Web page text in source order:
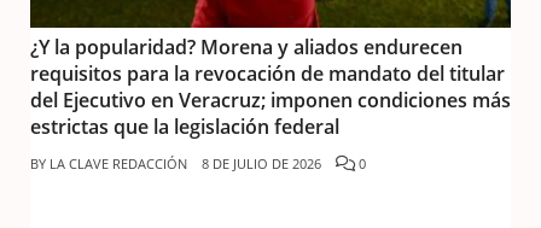
¿Y la popularidad? Morena y aliados endurecen
requisitos para la revocación de mandato del titular
del Ejecutivo en Veracruz; imponen condiciones más
estrictas que la legislación federal
BY LA CLAVE REDACCIÓN 8 DE JULIO DE 2026 0